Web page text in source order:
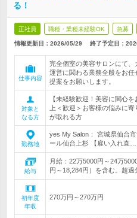
る！
正社員 職種・業種未経験OK 急募
情報更新日：2026/05/29 終了予定日：
仕事内容
完全個室の美容サロンにて
運営に関わる業務全般をお
提案をお願いします。
対象と
なる方
【未経験歓迎！美容に関心
上＜歓迎＞お客様の悩みに
が取れる方
勤務地
yes My Salon： 宮城県仙台
ール仙台上杉 【雇い入れ直…
給与
月給：22万5000円～24万
円～18,284円）を含む。超過
初年度
年収
270万円～270万円